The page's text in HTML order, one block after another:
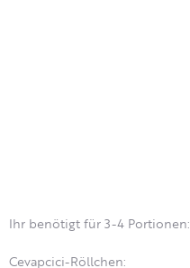
Ihr benötigt für 3-4 Portionen:
Cevapcici-Röllchen: